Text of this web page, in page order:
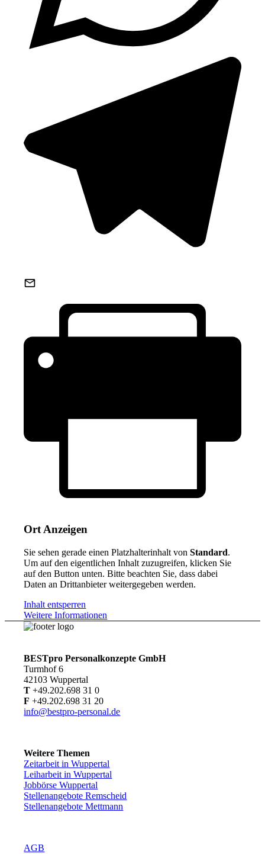
Ort Anzeigen
Sie sehen gerade einen Platzhalterinhalt vonStandard.
Um auf den eigentlichen Inhalt zuzugreifen, klicken Sie
auf den Button unten. Bitte beachten Sie, dass dabei
Daten an Drittanbieter weitergegeben werden.
Inhalt entsperren
Weitere Informationen
BESTpro Personalkonzepte GmbH
Turmhof 6
42103 Wuppertal
T +49.202.698 31 0
F +49.202.698 31 20
info@bestpro-personal.de
Weitere Themen
Zeitarbeit in Wuppertal
Leiharbeit in Wuppertal
Jobbörse Wuppertal
Stellenangebote Remscheid
Stellenangebote Mettmann
AGB